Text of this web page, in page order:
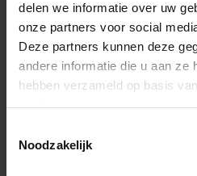
delen we informatie over uw
onze partners voor social
Deze partners kunnen deze
andere informatie die u aan ze
hebben verzameld op basis
Noodzakelijk
voor de ideale